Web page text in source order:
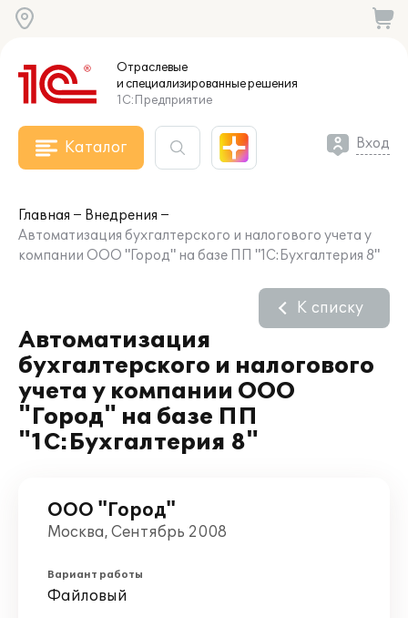
Отраслевые
и специализированныерешения
1С:Предприятие
Каталог Вход
Главная
Внедрения
Автоматизация бухгалтерского и налогового учета у
компании ООО "Город" на базе ПП "1С:Бухгалтерия 8"
Автоматизация
бухгалтерского и налогового
учета у компании ООО
"Город" на базе ПП
"1С:Бухгалтерия 8"
К списку
ООО "Город"
Москва, Сентябрь 2008
Вариант работы
Файловый